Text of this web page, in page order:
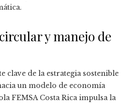
y manejo de
clave de la estrategia sostenible
un modelo de economía
FEMSA Costa Rica impulsa la